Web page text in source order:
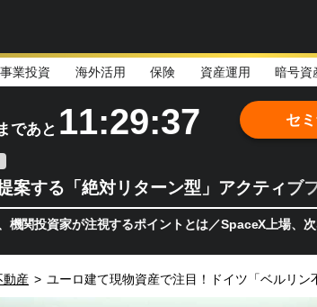
事業投資 海外活用 保険 資産運用 暗号資
であと 11:29:35
する「絶対リターン型」アクティブフ
注視するポイントとは／SpaceX上場、次なる巨大
セ
動産 >